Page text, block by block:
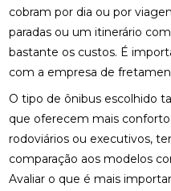
cobram por dia ou por
paradas ou um itinerário
bastante os custos. É
com a empresa de
O tipo de ônibus escolhido
que oferecem mais
rodoviários ou executivos,
comparação aos modelos
Avaliar o que é mais